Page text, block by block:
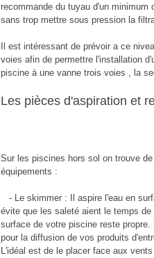
recommande du tuyau d'un
sans trop mettre sous pression la
Il est intéressant de prévoir a ce
voies afin de permettre l'installation
piscine à une vanne trois voies , la
Les pièces d'aspiration et
Sur les piscines hors sol on trouve
équipements :
- Le skimmer : Il aspire l'eau en
évite que les saleté aient le temps de
surface de votre piscine reste
pour la diffusion de vos produits
L'idéal est de le placer face aux